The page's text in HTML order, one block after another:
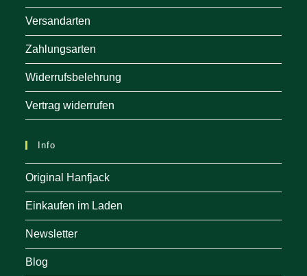
Versandarten
Zahlungsarten
Widerrufsbelehrung
Vertrag widerrufen
Info
Original Hanfjack
Einkaufen im Laden
Newsletter
Blog